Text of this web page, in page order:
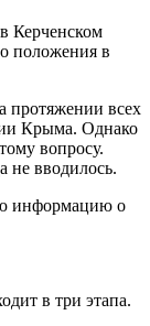
Керченском
положения в
протяжении всех
Крыма. Однако
вопросу.
не вводилось.
информацию о
в три этапа.